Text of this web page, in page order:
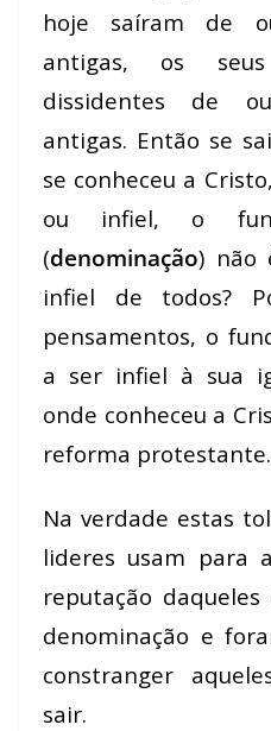
hoje saíram de
antigas, os
dissidentes de
antigas. Então se
se conheceu a
ou infiel, o
(denominação) não
infiel de todos?
pensamentos, o
a ser infiel à sua
onde conheceu a
reforma protestante.
Na verdade estas
lideres usam para
reputação
denominação e
constranger
sair.